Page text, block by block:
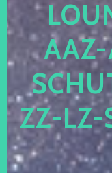
AZ-
-LZ-